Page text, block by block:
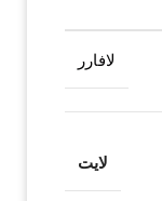
لافارر
لایت